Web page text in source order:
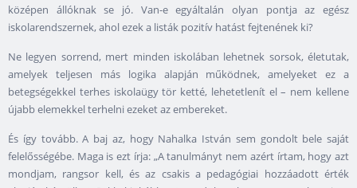
középen állóknak se jó. Van-e egyáltalán olyan pontja az egész
iskolarendszernek, ahol ezek a listák pozitív hatást fejtenének ki?
Ne legyen sorrend, mert minden iskolában lehetnek sorsok, életutak,
amelyek teljesen más logika alapján működnek, amelyeket ez a
betegségekkel terhes iskolaügy tör ketté, lehetetlenít el – nem kellene
újabb elemekkel terhelni ezeket az embereket.
És így tovább. A baj az, hogy Nahalka István sem gondolt bele saját
felelősségébe. Maga is ezt írja: „A tanulmányt nem azért írtam, hogy azt
mondjam, rangsor kell, és az csakis a pedagógiai hozzáadott érték